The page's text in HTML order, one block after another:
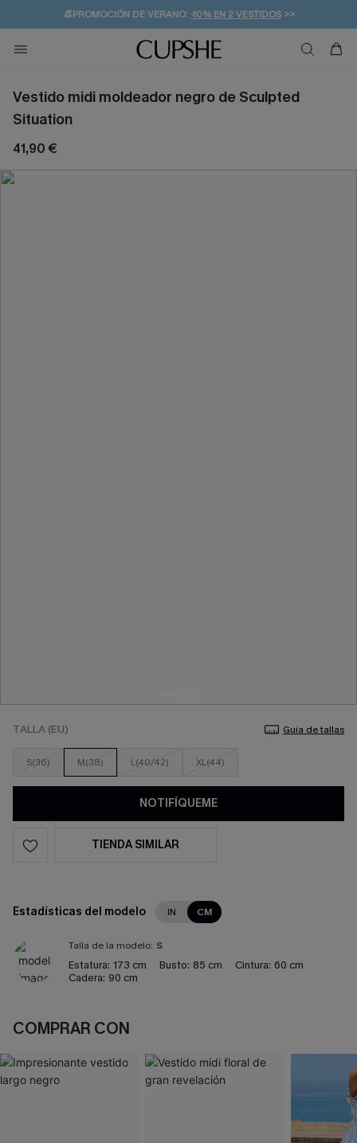
👒PROMOCIÓN DE VERANO:-10% EN 2 VESTIDOS>>
💌¡SUSCRIBIRSE & GANAR -10% EXTRA!
🚚ENVÍO GRATUITO A PARTIR DE 49 € >>
Vestido midi moldeador negro de Sculpted
Situation
41,90 €
TALLA (EU) Guía de tallas
S(36) M(38) L(40/42) XL(44)
NOTIFÍQUEME
TIENDA SIMILAR
Estadísticas del modelo IN CM
Talla de la modelo: S
Estatura: 173 cm Busto: 85 cm Cintura: 60 cm
Cadera: 90 cm
COMPRAR CON